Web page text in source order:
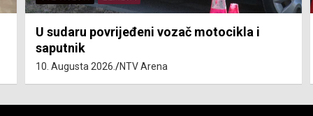
U sudaru povrijeđeni vozač motocikla i
saputnik
10. Augusta 2026. NTV Arena